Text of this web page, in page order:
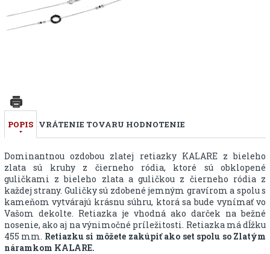
POPIS VRÁTENIE TOVARU HODNOTENIE
Dominantnou ozdobou zlatej retiazky KALARE z bieleho
zlata sú kruhy z čierneho ródia, ktoré sú obklopené
guličkami z bieleho zlata a guličkou z čierneho ródia z
každej strany. Guličky sú zdobené jemným gravírom a spolu s
kameňom vytvárajú krásnu súhru, ktorá sa bude vynímať vo
Vašom dekolte. Retiazka je vhodná ako darček na bežné
nosenie, ako aj na výnimočné príležitosti. Retiazka má dĺžku
455 mm. Retiazku si môžete zakúpiť ako set spolu so Zlatým
náramkom KALARE.